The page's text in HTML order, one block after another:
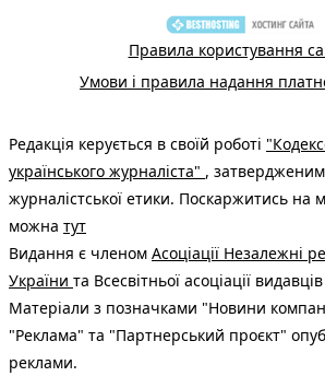
Правила користування
Умови і правила надання
Редакція керується в своїй роботі
українського журналіста" ,
журналістської етики. Поскаржитись на
можна тут
Видання є членом Асоціації Незалежні
України та Всесвітньої асоціації видавців
Матеріали з позначками "Новини
"Реклама" та "Партнерський проєкт"
реклами.